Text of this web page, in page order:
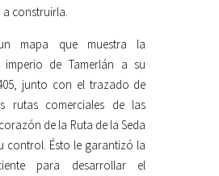
construirla.
mapa que muestra la
imperio de Tamerlán a su
junto con el trazado de
rutas comerciales de las
de la Ruta de la Seda
control. Ésto le garantizó la
para desarrollar el